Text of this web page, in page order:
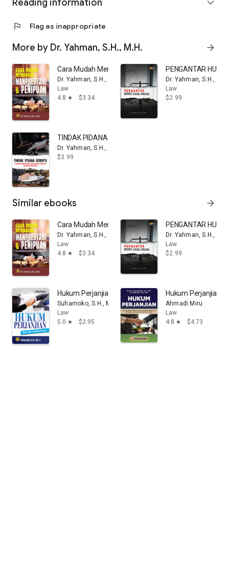
Reading information expand_more
flag Flag as inappropriate
More by Dr. Yahman, S.H., M.H. arrow_forward
Cara Mudah Memahami Wanprestasi & Penipuan
Dr. Yahman, S.H., M.H.
Law
4.8 star $3.34
PENGANTAR
Dr. Yahman, S.H., M.H.
Law
$2.99
TINDAK PIDANA KORUPSI DALAM PERSPEKTIF
Dr. Yahman, S.H., M.H.
$3.99
Similar ebooks arrow_forward
Cara Mudah Memahami Wanprestasi & Penipuan
Dr. Yahman, S.H., M.H.
Law
4.8 star $3.34
PENGANTAR
Dr. Yahman, S.H., M.H.
Law
$2.99
Hukum Perjanjian Teori dan Analisis Kasus
Suharnoko, S.H., MLI
Law
5.0 star $2.95
Hukum Perjanjian:
Ahmadi Miru
Law
4.8 star $4.73